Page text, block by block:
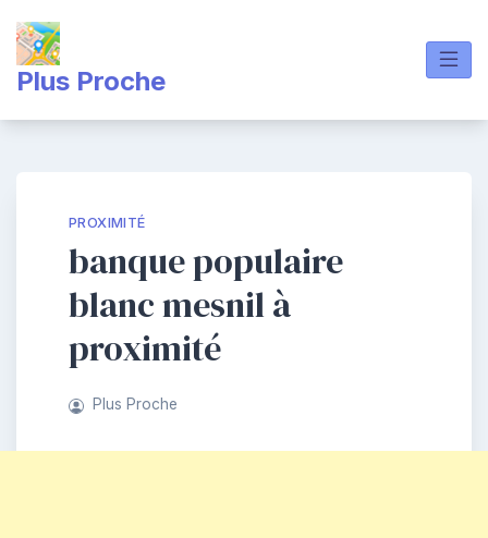
content
Plus Proche
PROXIMITÉ
banque populaire
blanc mesnil à
proximité
Plus Proche